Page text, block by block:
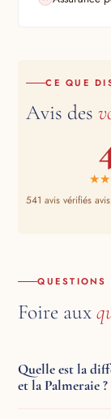
CE QUE
Avis des
541 avis vérifiés
QUESTIONS
Foire aux
Quelle est la
et la Palmeraie ?